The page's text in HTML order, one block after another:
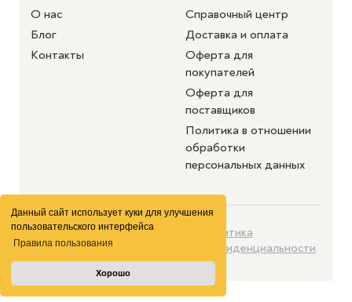
Данный сайт использует куки для улучшения
пользовательского интерфейса
Правила пользования
Хорошо
О нас
Блог
Контакты
Справочный центр
Доставка и оплата
Оферта для
покупателей
Оферта для
поставщиков
Политика в отношении
обработки
персональных данных
©2026 purshat.market. Все
права защищены
Политика
конфиденциальности